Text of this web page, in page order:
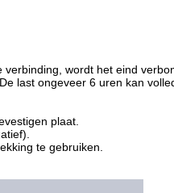
wordt het eind
last ongeveer 6 uren kan
plaat.
te gebruiken.